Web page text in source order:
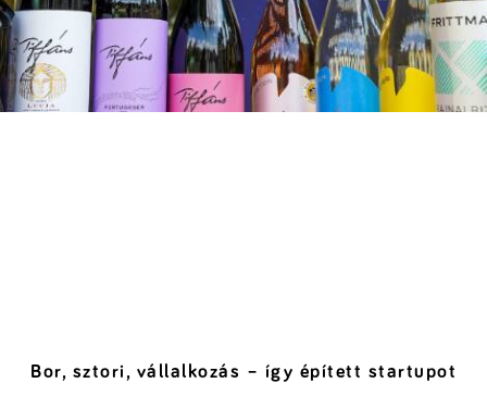
Bor, sztori, vállalkozás – így épített startupot